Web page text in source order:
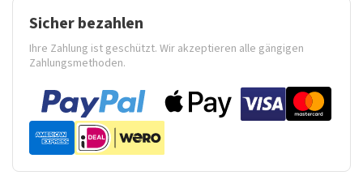
Sicher bezahlen
Ihre Zahlung ist geschützt. Wir akzeptieren alle gängigen
Zahlungsmethoden.